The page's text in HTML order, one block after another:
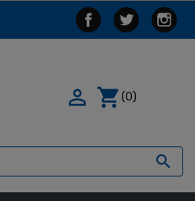

 shopping_cart (0)